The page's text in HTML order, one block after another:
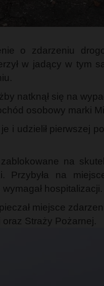
o zdarzeniu
w jadący w tym
natknął się na
osobowy marki
i udzielił pierwszej
na
na
hospitalizacji.
miejsce
Straży Pożarnej.